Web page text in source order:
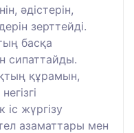
әдістерін,
зерттейді.
басқа
сипаттайды.
құрамын,
іс жүргізу
азаматтары мен